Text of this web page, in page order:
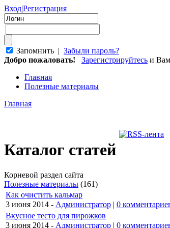
Вход|Регистрация
Запомнить | Забыли пароль?
Добро пожаловать!
Зарегистрируйтесь и
Главная
Полезные материалы
Главная
Каталог статей
Корневой раздел сайта
Полезные материалы (161)
Как очистить кальмар
3 июня 2014 - Администратор | 0
Вкусное тесто для пирожков
3 июня 2014 - Администратор | 0